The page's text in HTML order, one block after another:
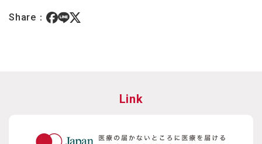
Share：
Link